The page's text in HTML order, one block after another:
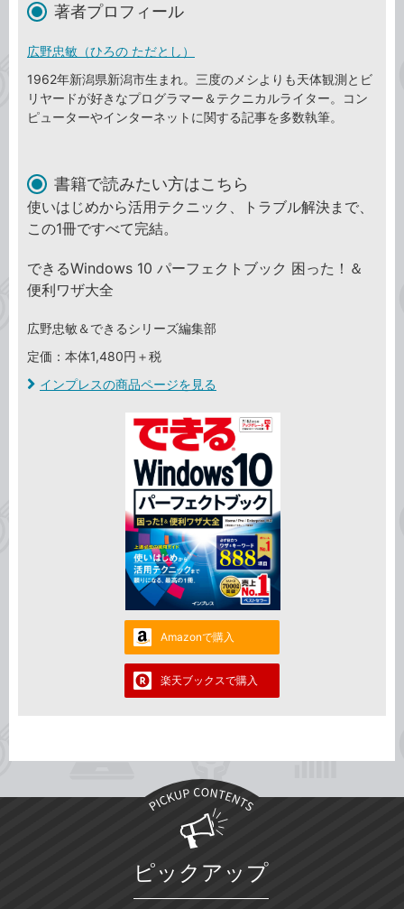
著者プロフィール
広野忠敏（ひろの ただとし）
1962年新潟県新潟市生まれ。三度のメシよりも天体観測とビ
リヤードが好きなプログラマー＆テクニカルライター。コン
ピューターやインターネットに関する記事を多数執筆。
書籍で読みたい方はこちら
使いはじめから活用テクニック、トラブル解決まで、
この1冊ですべて完結。
できるWindows 10 パーフェクトブック 困った！＆
便利ワザ大全
広野忠敏＆できるシリーズ編集部
定価：本体1,480円＋税
インプレスの商品ページを見る
Amazonで購入
楽天ブックスで購入
ピックアップ